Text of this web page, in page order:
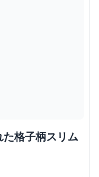
格子柄スリム